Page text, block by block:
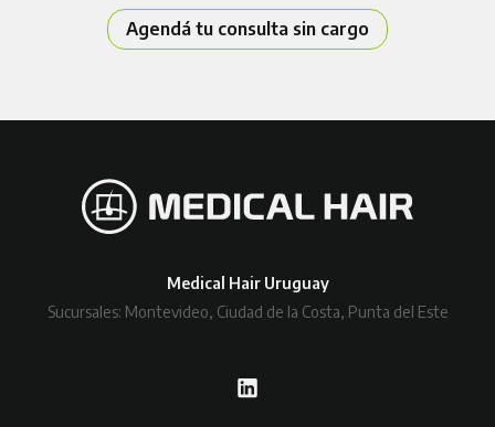
Agendá tu consulta sin cargo
Medical Hair Uruguay
Sucursales: Montevideo, Ciudad de la Costa, Punta del Este